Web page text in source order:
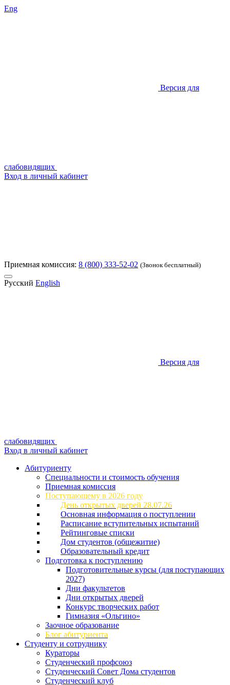
Eng
Версия для
слабовидящих
Вход в личный кабинет
Приемная комиссия: 8 (800) 333-52-02 (Звонок бесплатный)
Русский English
Версия для
слабовидящих
Вход в личный кабинет
Абитуриенту
Специальности и стоимость обучения
Приемная комиссия
Поступающему в 2026 году
День открытых дверей 28.07.26
Основная информация о поступлении
Расписание вступительных испытаний
Рейтинговые списки
Дом студентов (общежитие)
Образовательный кредит
Подготовка к поступлению
Подготовительные курсы (для поступающих
2027)
Дни факультетов
Дни открытых дверей
Конкурс творческих работ
Гимназия «Ольгино»
Заочное образование
Блог абитуриента
Студенту и сотруднику
Кураторы
Студенческий профсоюз
Студенческий Совет Дома студентов
Студенческий клуб